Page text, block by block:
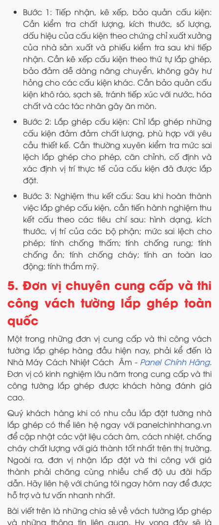
Bước 1: Tiếp nhận, kê xếp, bảo quản cấu kiện:
Cần kiểm tra chất lượng, kích thước, số lượng,
dấu hiệu của cấu kiện theo chứng chỉ xuất xưởng
của nhà sản xuất và phiếu kiểm tra sau khi tiếp
nhận. Cần kê xếp cấu kiện theo thứ tự lắp ghép,
bảo đảm dễ dàng nâng chuyển, không gây hư
hỏng cho các cấu kiện khác. Cần bảo quản cấu
kiện khô ráo, sạch sẽ, tránh tiếp xúc với nước, hóa
chất và các tác nhân gây ăn mòn.
Bước 2: Lắp ghép cấu kiện: Chỉ lắp ghép những
cấu kiện đảm đảm chất lượng, phù hợp với yêu
cầu thiết kế. Cần thường xuyên kiểm tra mức sai
lệch lắp ghép cho phép, căn chỉnh, cố định và
xác định vị trí thực tế của cấu kiện đã được lắp
đặt.
Bước 3: Nghiệm thu kết cấu: Sau khi hoàn thành
việc lắp ghép cấu kiện, cần tiến hành nghiệm thu
kết cấu theo các tiêu chí sau: hình dạng, kích
thước, vị trí của các bộ phận; mức sai lệch cho
phép; tính chống thấm; tính chống rung; tính
chống ồn; tính chống cháy; tính an toàn lao
động; tính thẩm mỹ.
5. Đơn vị chuyên cung cấp và thi
công vách tường lắp ghép toàn
quốc
Một trong những đơn vị cung cấp và thi công vách
tường lắp ghép hàng đầu hiện nay, phải kể đến là
Nhà Máy Cách Nhiệt Cách Âm - Panel Chính Hãng.
Đơn vị có kinh nghiệm lâu năm trong cung cấp và thi
công tường lắp ghép được khách hàng đánh giá
cao.
Quý khách hàng khi có nhu cầu lắp đặt tường nhà
lắp ghép có thể liên hệ ngay với panelchinhhang.vn
để cập nhật các vật liệu cách âm, cách nhiệt, chống
cháy chất lượng với giá thành tốt nhất trên thị trường.
Ngoài ra, đơn vị nhận lắp đặt và thi công với giá
thành phải chăng cùng nhiều chế độ ưu đãi hấp
dẫn. Hãy liên hệ với chúng tôi ngay hôm nay để được
hỗ trợ và tư vấn nhanh nhất.
Bài viết trên là những chia sẻ về vách tường lắp ghép
và những thông tin liên quan. Hy vọng đây sẽ là